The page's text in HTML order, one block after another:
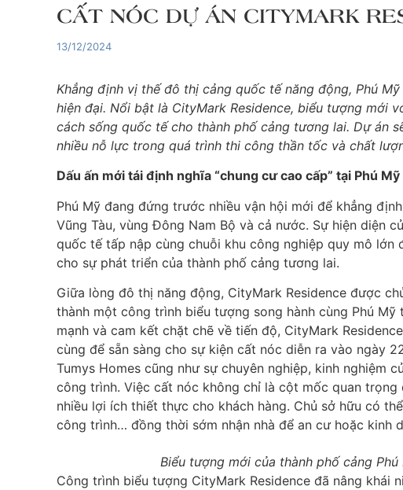
CẤT NÓC DỰ ÁN CITYMARK
13/12/2024
Khẳng định vị thế đô thị cảng quốc tế năng động, Phú
hiện đại. Nổi bật là CityMark Residence, biểu tượng mới
cách sống quốc tế cho thành phố cảng tương lai. Dự án
nhiều nỗ lực trong quá trình thi công thần tốc và chất
Dấu ấn mới tái định nghĩa “chung cư cao cấp” tại Phú
Phú Mỹ đang đứng trước nhiều vận hội mới để khẳng
Vũng Tàu, vùng Đông Nam Bộ và cả nước. Sự hiện diện
quốc tế tấp nập cùng chuỗi khu công nghiệp quy mô
cho sự phát triển của thành phố cảng tương lai.
Giữa lòng đô thị năng động, CityMark Residence được
thành một công trình biểu tượng song hành cùng Phú
mạnh và cam kết chặt chẽ về tiến độ, CityMark
cùng để sẵn sàng cho sự kiện cất nóc diễn ra vào ngày
Tumys Homes cũng như sự chuyên nghiệp, kinh nghiệm
công trình. Việc cất nóc không chỉ là cột mốc quan
nhiều lợi ích thiết thực cho khách hàng. Chủ sở hữu có
công trình… đồng thời sớm nhận nhà để an cư hoặc kinh
Biểu tượng mới của thành phố cảng
Công trình biểu tượng CityMark Residence đã nâng khái